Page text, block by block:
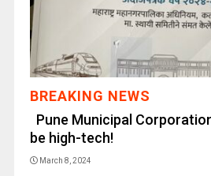
BREAKING NEWS
Pune Municipal
be high-tech!
March 8, 2024